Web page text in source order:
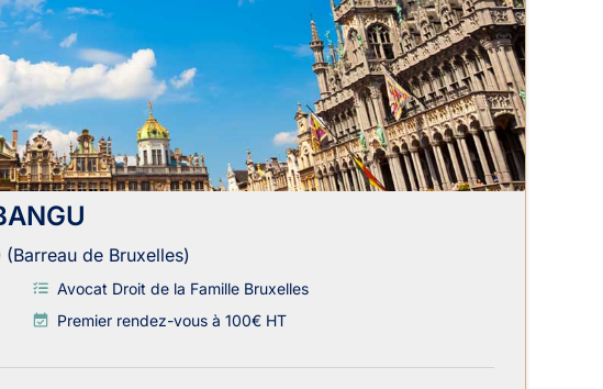
de Bruxelles)
Avocat Droit de la Famille Bruxelles
Premier rendez-vous à 100€ HT